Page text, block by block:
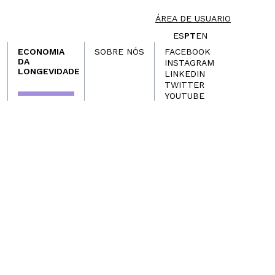
ÁREA DE USUARIO
ESPTEN
ECONOMIA
DA
LONGEVIDADE
SOBRE NÓS
FACEBOOK
INSTAGRAM
LINKEDIN
TWITTER
YOUTUBE